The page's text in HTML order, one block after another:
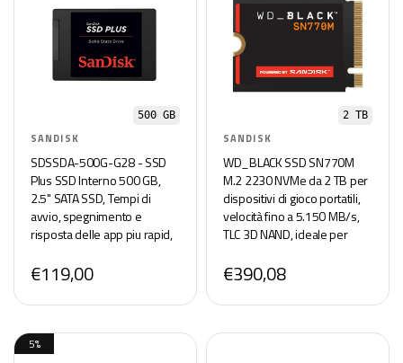
500 GB
SANDISK
SDSSDA-500G-G28 - SSD
Plus SSD Interno 500 GB,
2.5" SATA SSD, Tempi di
avvio, spegnimento e
risposta delle app piu rapid,
535 MB/s, 445 MB/s
scrittura
€119,00
2 TB
SANDISK
WD_BLACK SSD SN770M
M.2 2230 NVMe da 2 TB per
dispositivi di gioco portatili,
velocità fino a 5.150 MB/s,
TLC 3D NAND, ideale per
Surface -
WDBDNH0020BBK-WRSN
€390,08
5%